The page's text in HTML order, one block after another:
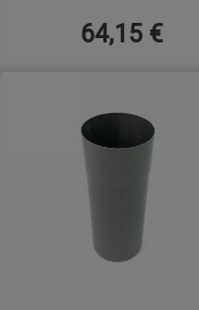
64,15 €